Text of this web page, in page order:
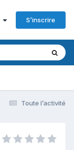
S’inscrire
Toute l’activité